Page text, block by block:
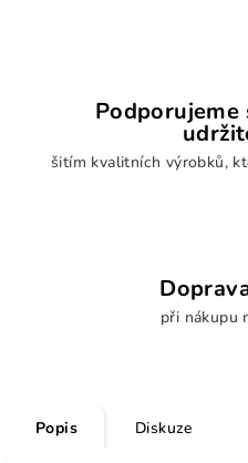
šitím kvalitních výrobků,
při nákupu
Popis Diskuze